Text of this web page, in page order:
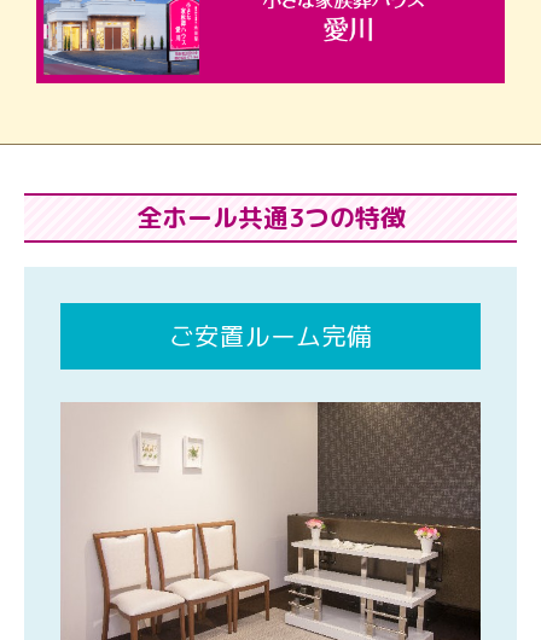
全ホール共通3つの特徴
ご安置ルーム完備